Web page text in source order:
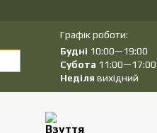
Графік роботи:
Будні 10:00—19:00
Субота 11:00—17:00
Неділя вихідний